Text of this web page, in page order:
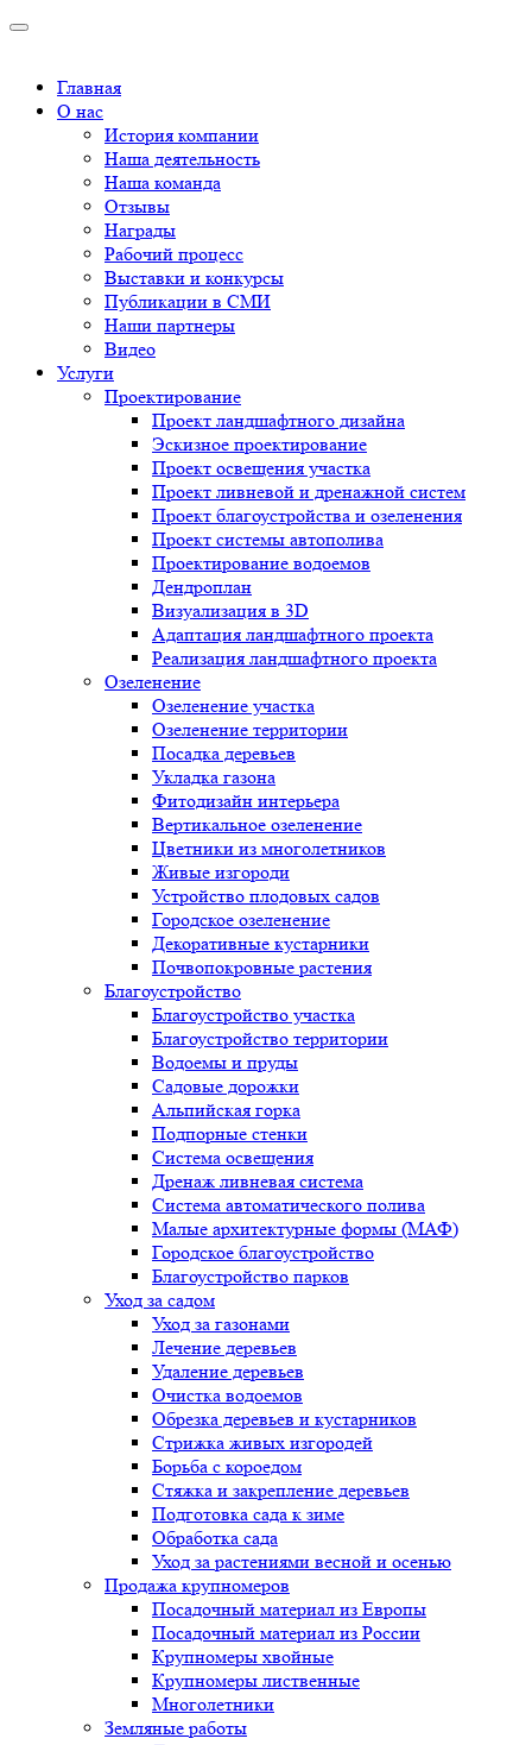
Главная
О нас
История компании
Наша деятельность
Наша команда
Отзывы
Награды
Рабочий процесс
Выставки и конкурсы
Публикации в СМИ
Наши партнеры
Видео
Услуги
Проектирование
Проект ландшафтного дизайна
Эскизное проектирование
Проект освещения участка
Проект ливневой и дренажной систем
Проект благоустройства и озеленения
Проект системы автополива
Проектирование водоемов
Дендроплан
Визуализация в 3D
Адаптация ландшафтного проекта
Реализация ландшафтного проекта
Озеленение
Озеленение участка
Озеленение территории
Посадка деревьев
Укладка газона
Фитодизайн интерьера
Вертикальное озеленение
Цветники из многолетников
Живые изгороди
Устройство плодовых садов
Городское озеленение
Декоративные кустарники
Почвопокровные растения
Благоустройство
Благоустройство участка
Благоустройство территории
Водоемы и пруды
Садовые дорожки
Альпийская горка
Подпорные стенки
Система освещения
Дренаж ливневая система
Система автоматического полива
Малые архитектурные формы (МАФ)
Городское благоустройство
Благоустройство парков
Уход за садом
Уход за газонами
Лечение деревьев
Удаление деревьев
Очистка водоемов
Обрезка деревьев и кустарников
Стрижка живых изгородей
Борьба с короедом
Стяжка и закрепление деревьев
Подготовка сада к зиме
Обработка сада
Уход за растениями весной и осенью
Продажа крупномеров
Посадочный материал из Европы
Посадочный материал из России
Крупномеры хвойные
Крупномеры лиственные
Многолетники
Земляные работы